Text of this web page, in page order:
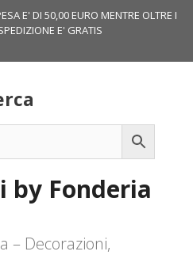
E' DI 50,00 EURO MENTRE OLTRE I
E' GRATIS
by Fonderia
– Decorazioni,